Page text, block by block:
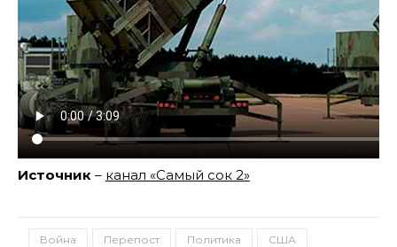
Источник – канал «Самый сок 2»
Война Перепост Политика США